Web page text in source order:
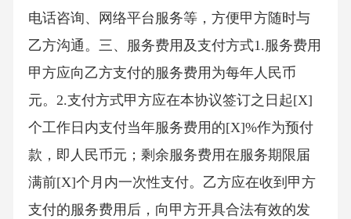
电话咨询、网络平台服务等，方便甲方随时与
乙方沟通。三、服务费用及支付方式1.服务费用
甲方应向乙方支付的服务费用为每年人民币
元。2.支付方式甲方应在本协议签订之日起[X]
个工作日内支付当年服务费用的[X]%作为预付
款，即人民币元；剩余服务费用在服务期限届
满前[X]个月内一次性支付。乙方应在收到甲方
支付的服务费用后，向甲方开具合法有效的发